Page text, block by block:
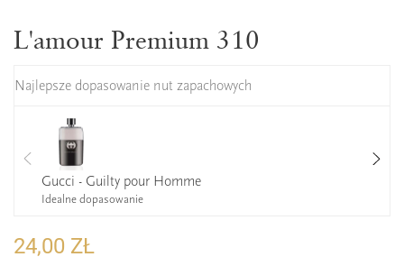
L'amour Premium 310
Najlepsze dopasowanie nut zapachowych
Gucci - Guilty pour Homme
Idealne dopasowanie
24,00 ZŁ